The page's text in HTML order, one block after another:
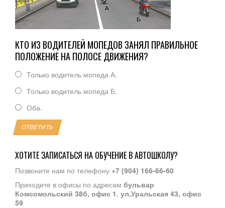
КТО ИЗ ВОДИТЕЛЕЙ МОПЕДОВ ЗАНЯЛ ПРАВИЛЬНОЕ
ПОЛОЖЕНИЕ НА ПОЛОСЕ ДВИЖЕНИЯ?
Только водитель мопеда А.
Только водитель мопеда Б.
Оба.
ОТВЕТИТЬ
ХОТИТЕ ЗАПИСАТЬСЯ НА ОБУЧЕНИЕ В АВТОШКОЛУ?
Позвоните нам по телефону +7 (904) 166-66-60
Приходите в офисы по адресам бульвар
Комсомольский 38б, офис 1, ул.Уральская 43, офис
59